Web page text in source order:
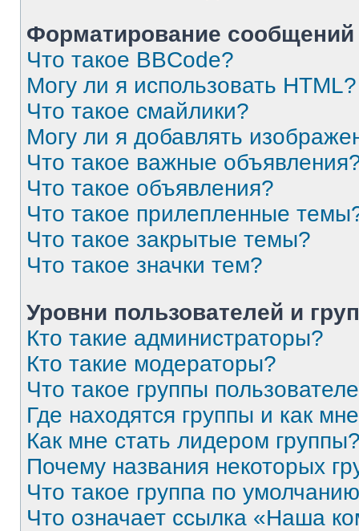
Форматирование
Что такое BBCode?
Могу ли я использовать HTML?
Что такое смайлики?
Могу ли я добавлять
Что такое важные
Что такое объявления?
Что такое прилепленные
Что такое закрытые темы?
Что такое значки тем?
Уровни пользователей и
Кто такие администраторы?
Кто такие модераторы?
Что такое группы
Где находятся группы и как
Как мне стать лидером
Почему названия некоторых
Что такое группа по
Что означает ссылка «Наша